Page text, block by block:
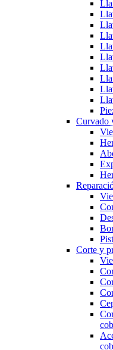
Curvado
Corte y